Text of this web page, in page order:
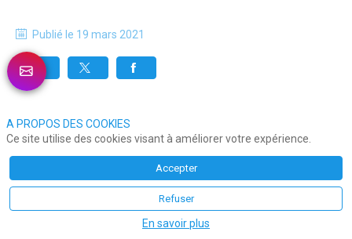
Publié le 19 mars 2021
A PROPOS DES COOKIES
Ce site utilise des cookies visant à améliorer votre expérience.
Accepter
Refuser
En savoir plus